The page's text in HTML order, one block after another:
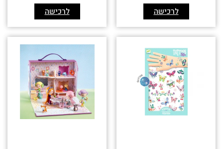
לרכישה לרכישה